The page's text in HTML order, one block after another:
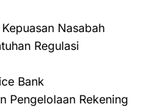
Nasabah
Regulasi
Bank
Pengelolaan Rekening